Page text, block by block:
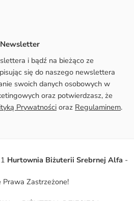
Newsletter
i bądź na bieżąco ze
się do naszego newslettera
swoich danych osobowych w
oraz potwierdzasz, że
Prywatności oraz Regulaminem.
Hurtownia Biżuterii Srebrnej Alfa -
Prawa Zastrzeżone!